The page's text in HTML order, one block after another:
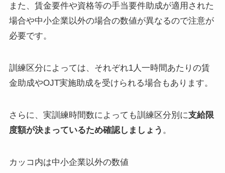
また、賃金要件や資格等の手当要件助成が適用された
場合や中小企業以外の場合の数値が異なるので注意が
必要です。
訓練区分によっては、それぞれ1人一時間あたりの賃
金助成やOJT実施助成を受けられる場合もあります。
さらに、実訓練時間数によっても訓練区分別に支給限
度額が決まっているため確認しましょう 。
カッコ内は中小企業以外の数値